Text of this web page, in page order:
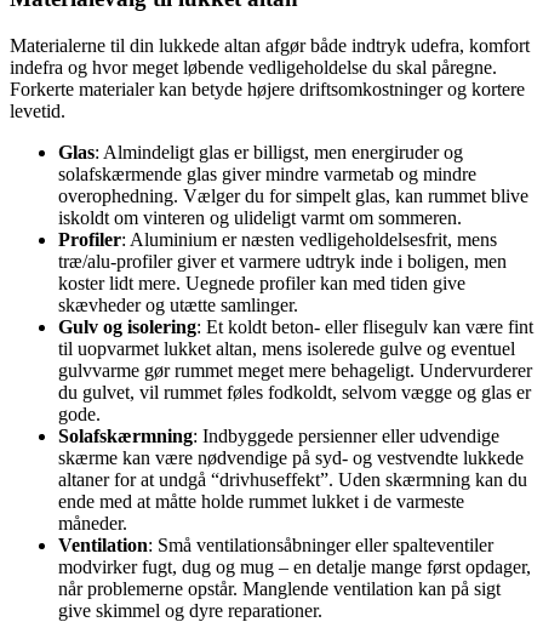
Materialerne til din lukkede altan afgør både indtryk udefra, komfort
indefra og hvor meget løbende vedligeholdelse du skal påregne.
Forkerte materialer kan betyde højere driftsomkostninger og kortere
levetid.
Glas: Almindeligt glas er billigst, men energiruder og
solafskærmende glas giver mindre varmetab og mindre
overophedning. Vælger du for simpelt glas, kan rummet blive
iskoldt om vinteren og ulideligt varmt om sommeren.
Profiler: Aluminium er næsten vedligeholdelsesfrit, mens
træ/alu-profiler giver et varmere udtryk inde i boligen, men
koster lidt mere. Uegnede profiler kan med tiden give
skævheder og utætte samlinger.
Gulv og isolering: Et koldt beton- eller flisegulv kan være fint
til uopvarmet lukket altan, mens isolerede gulve og eventuel
gulvvarme gør rummet meget mere behageligt. Undervurderer
du gulvet, vil rummet føles fodkoldt, selvom vægge og glas er
gode.
Solafskærmning: Indbyggede persienner eller udvendige
skærme kan være nødvendige på syd- og vestvendte lukkede
altaner for at undgå “drivhuseffekt”. Uden skærmning kan du
ende med at måtte holde rummet lukket i de varmeste
måneder.
Ventilation: Små ventilationsåbninger eller spalteventiler
modvirker fugt, dug og mug – en detalje mange først opdager,
når problemerne opstår. Manglende ventilation kan på sigt
give skimmel og dyre reparationer.